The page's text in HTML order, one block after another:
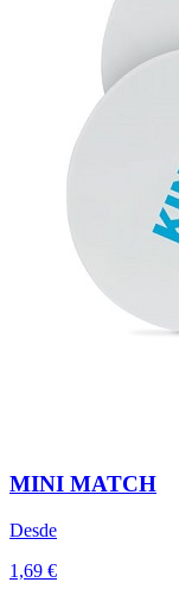
MINI MATCH
Desde
1,69 €